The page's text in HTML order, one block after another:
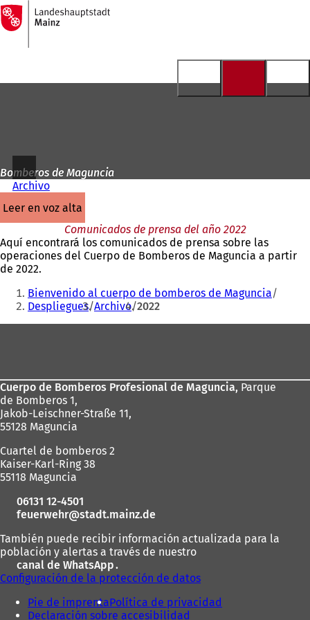
Saltar al contenido
A
la
página
Bomberos de Maguncia
Archivo
leer en voz alta
Comunicados de prensa del año 2022
Aquí encontrará los comunicados de prensa sobre las
operaciones del Cuerpo de Bomberos de Maguncia a partir
de 2022.
Estás
aquí:
Bienvenido al cuerpo de bomberos de Maguncia
Despliegues Archivo 2022
pies
Cuerpo de Bomberos Profesional de Maguncia, Parque
de Bomberos 1,
Jakob-Leischner-Straße 11,
55128 Maguncia
Cuartel de bomberos 2
Kaiser-Karl-Ring 38
55118 Maguncia
06131 12-4501
feuerwehr
stadt.mainz de
También puede recibir información actualizada para la
población y alertas a través de nuestro
canal de WhatsApp(
S
a
.
Configuración de la protección de datos
Pie de imprentaPolítica de privacidad
Declaración sobre accesibilidad